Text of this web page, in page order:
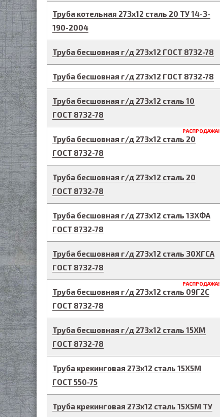
Труба котельная 273х12 сталь 20 ТУ 14-3-
190-2004
Труба бесшовная г/д 273х12 ГОСТ 8732-78
Труба бесшовная г/д 273х12 ГОСТ 8732-78
Труба бесшовная г/д 273х12 сталь 10
ГОСТ 8732-78
РАСПРОДАЖА!
Труба бесшовная г/д 273х12 сталь 20
ГОСТ 8732-78
Труба бесшовная г/д 273х12 сталь 20
ГОСТ 8732-78
Труба бесшовная г/д 273х12 сталь 13ХФА
ГОСТ 8732-78
Труба бесшовная г/д 273х12 сталь 30ХГСА
ГОСТ 8732-78
РАСПРОДАЖА!
Труба бесшовная г/д 273х12 сталь 09Г2С
ГОСТ 8732-78
Труба бесшовная г/д 273х12 сталь 15ХМ
ГОСТ 8732-78
Труба крекинговая 273х12 сталь 15Х5М
ГОСТ 550-75
Труба крекинговая 273х12 сталь 15Х5М ТУ